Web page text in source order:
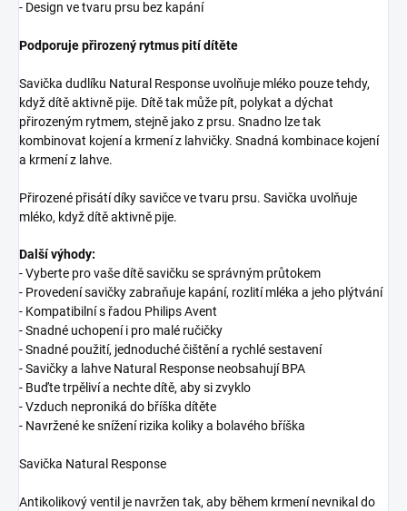
- Design ve tvaru prsu bez kapání
Podporuje přirozený rytmus pití dítěte
Savička dudlíku Natural Response uvolňuje mléko pouze tehdy,
když dítě aktivně pije. Dítě tak může pít, polykat a dýchat
přirozeným rytmem, stejně jako z prsu. Snadno lze tak
kombinovat kojení a krmení z lahvičky. Snadná kombinace kojení
a krmení z lahve.
Přirozené přisátí díky savičce ve tvaru prsu. Savička uvolňuje
mléko, když dítě aktivně pije.
Další výhody:
- Vyberte pro vaše dítě savičku se správným průtokem
- Provedení savičky zabraňuje kapání, rozlití mléka a jeho plýtvání
- Kompatibilní s řadou Philips Avent
- Snadné uchopení i pro malé ručičky
- Snadné použití, jednoduché čištění a rychlé sestavení
- Savičky a lahve Natural Response neobsahují BPA
- Buďte trpěliví a nechte dítě, aby si zvyklo
- Vzduch neproniká do bříška dítěte
- Navržené ke snížení rizika koliky a bolavého bříška
Savička Natural Response
Antikolikový ventil je navržen tak, aby během krmení nevnikal do